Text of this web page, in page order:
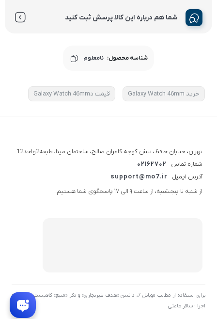
شما هم درباره این کالا پرسش ثبت کنید
شناسه محصول: نامعلوم
خرید Galaxy Watch 46mm قیمت دGalaxy Watch 46mm
تهران، خیابان حافظ، نبش کوچه کامران صالح، ساختمان مینا، طبقه2واحد12
شماره تماس
02162702
آدرس ایمیل
support@mo7.ir
از شنبه تا پنجشنبه، از ساعت 9 الی 17 پاسخگوی شما هستیم.
برای استفاده از مطالب موبایل 7، داشتن «هدف غیرتجاری» و ذکر «منبع» کافیست. توسعه و
اجرا : سالار طاعتی